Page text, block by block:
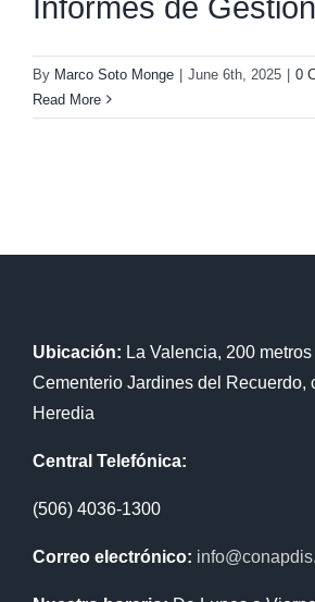
Informes de
By Marco Soto Monge June 6th, 2025
0
Read More
Ubicación: La Valencia, 200 metros
Cementerio Jardines del Recuerdo,
Heredia
Central Telefónica:
(506) 4036-1300
Correo electrónico: